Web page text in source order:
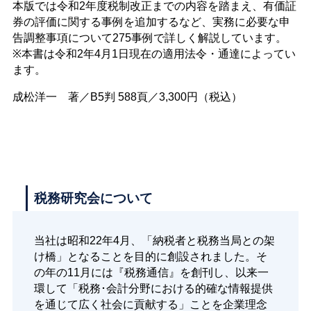
本版では令和2年度税制改正までの内容を踏まえ、有価証
券の評価に関する事例を追加するなど、実務に必要な申
告調整事項について275事例で詳しく解説しています。
※本書は令和2年4月1日現在の適用法令・通達によってい
ます。
成松洋一 著／B5判 588頁／3,300円（税込）
税務研究会について
当社は昭和22年4月、「納税者と税務当局との架
け橋」となることを目的に創設されました。そ
の年の11月には『税務通信』を創刊し、以来一
環して「税務･会計分野における的確な情報提供
を通じて広く社会に貢献する」ことを企業理念